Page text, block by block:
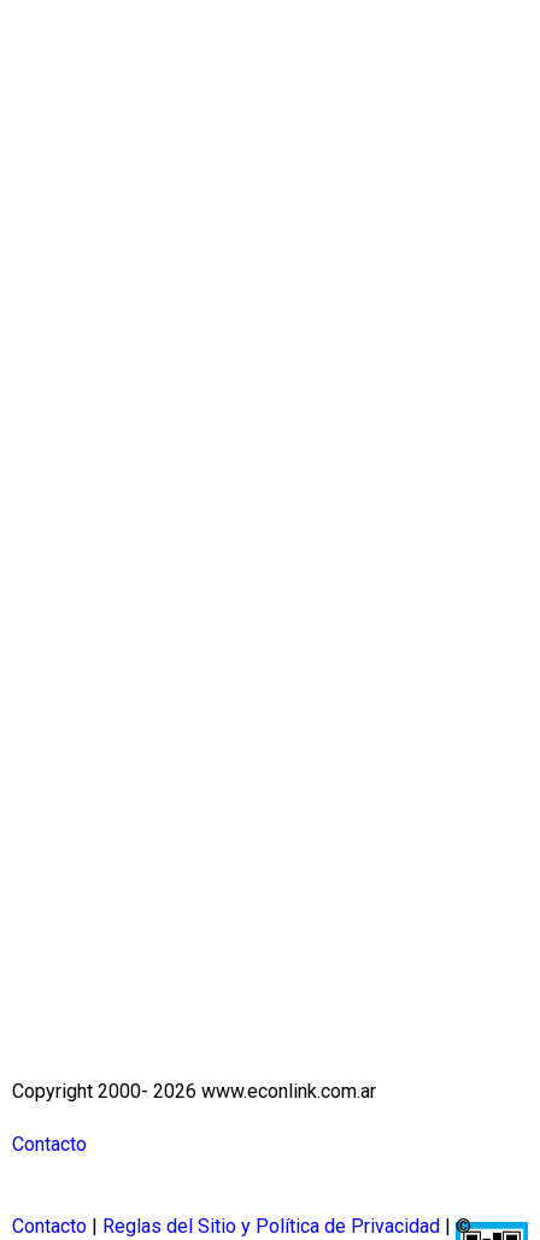
Copyright 2000- 2026 www.econlink.com.ar
Contacto
Contacto Reglas del Sitio y Política de Privacidad
| ©